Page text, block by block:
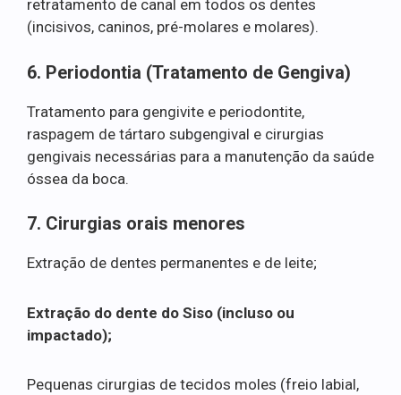
retratamento de canal em todos os dentes
(incisivos, caninos, pré-molares e molares).
6. Periodontia (Tratamento de Gengiva)
Tratamento para gengivite e periodontite,
raspagem de tártaro subgengival e cirurgias
gengivais necessárias para a manutenção da saúde
óssea da boca.
7. Cirurgias orais menores
Extração de dentes permanentes e de leite;
Extração do dente do Siso (incluso ou
impactado);
Pequenas cirurgias de tecidos moles (freio labial,